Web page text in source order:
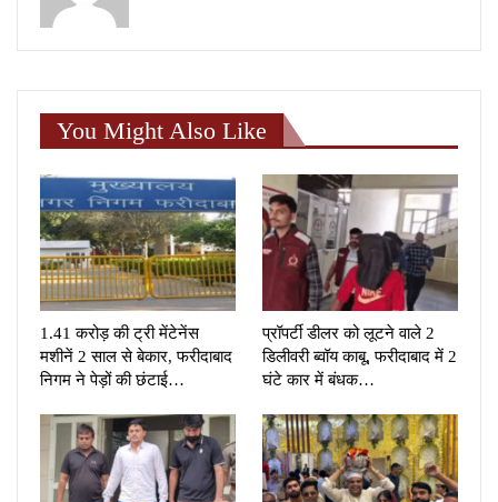
You Might Also Like
1.41 करोड़ की ट्री मेंटेनेंस
मशीनें 2 साल से बेकार, फरीदाबाद
निगम ने पेड़ों की छंटाई…
प्रॉपर्टी डीलर को लूटने वाले 2
डिलीवरी ब्वॉय काबू, फरीदाबाद में 2
घंटे कार में बंधक…